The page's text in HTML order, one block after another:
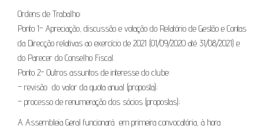
Ordens de Trabalho:
Ponto 1- Apreciação, discussão e votação do Relatório de Gestão e Contas
da Direcção relativas ao exercício de 2021 (01/09/2020 até 31/08/2021) e
do Parecer do Conselho Fiscal.
Ponto 2- Outros assuntos de interesse do clube:
– revisão do valor da quota anual (proposta);
– processo de renumeração dos sócios (propostas);
A Assembleia Geral funcionará em primeira convocatória, à hora